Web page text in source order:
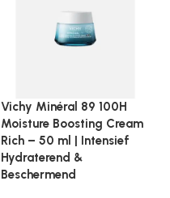
Vichy Minéral 89 100H
Moisture Boosting Cream
Rich – 50 ml | Intensief
Hydraterend &
Beschermend